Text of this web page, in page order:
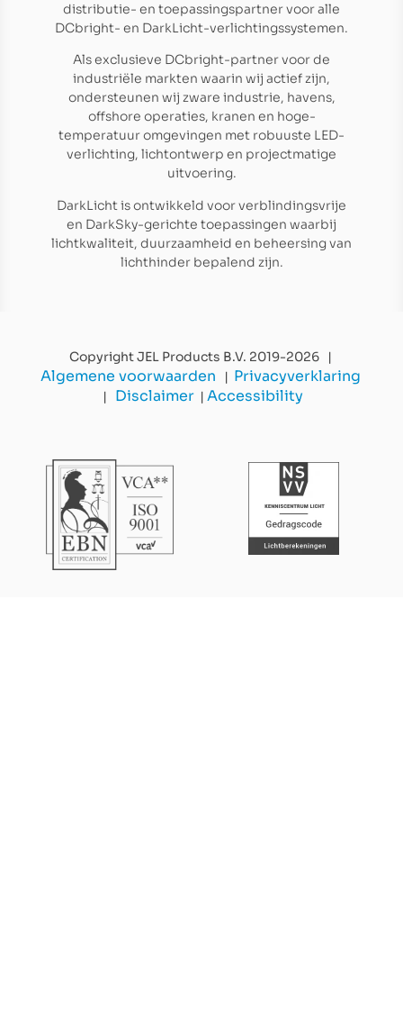
distributie- en toepassingspartner voor alle
DCbright- en DarkLicht-verlichtingssystemen.
Als exclusieve DCbright-partner voor de
industriële markten waarin wij actief zijn,
ondersteunen wij zware industrie, havens,
offshore operaties, kranen en hoge-
temperatuur omgevingen met robuuste LED-
verlichting, lichtontwerp en projectmatige
uitvoering.
DarkLicht is ontwikkeld voor verblindingsvrije
en DarkSky-gerichte toepassingen waarbij
lichtkwaliteit, duurzaamheid en beheersing van
lichthinder bepalend zijn.
Copyright JEL Products B.V. 2019-2026 |
Algemene voorwaarden | Privacyverklaring
| Disclaimer | Accessibility